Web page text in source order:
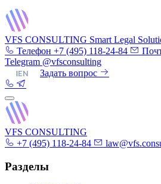
VFS CONSULTING Smart Legal
Телефон +7 (495) 118-24-84
Telegram @vfsconsulting
|EN Задать вопрос
VFS CONSULTING
+7 (495) 118-24-84
Разделы